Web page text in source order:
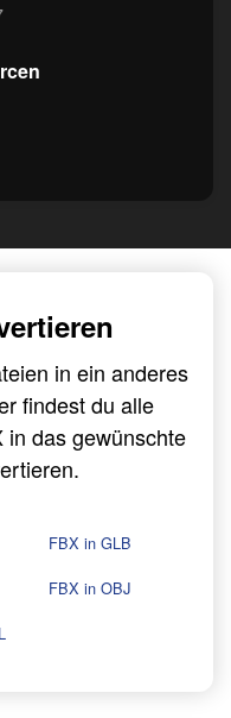
in ein anderes
findest du alle
in das gewünschte
FBX in GLB
FBX in OBJ